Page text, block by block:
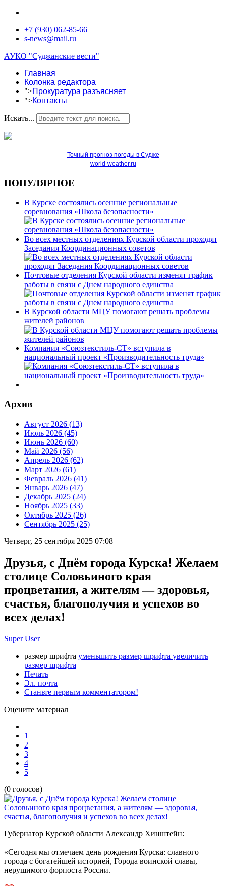
+7 (930) 062-85-66
s-news@mail.ru
АУКО "Суджанские вести"
Главная
Колонка редактора
">Прокуратура разъясняет
">Контакты
Искать...
Точный прогноз погоды в Судже
world-weather.ru
ПОПУЛЯРНОЕ
В Курске состоялись осенние региональные
соревнования «Школа безопасности»
Во всех местных отделениях Курской области проходят
Заседания Координационных советов
Почтовые отделения Курской области изменят график
работы в связи с Днем народного единства
В Курской области МЦУ помогают решать проблемы
жителей районов
Компания «Союзтекстиль-СТ» вступила в
национальный проект «Производительность труда»
Архив
Август 2026 (13)
Июль 2026 (45)
Июнь 2026 (60)
Май 2026 (56)
Апрель 2026 (62)
Март 2026 (61)
Февраль 2026 (41)
Январь 2026 (47)
Декабрь 2025 (24)
Ноябрь 2025 (33)
Октябрь 2025 (26)
Сентябрь 2025 (25)
Четверг, 25 сентября 2025 07:08
Друзья, с Днём города Курска! Желаем
столице Соловьиного края
процветания, а жителям — здоровья,
счастья, благополучия и успехов во
всех делах!
Super User
размер шрифта уменьшить размер шрифта увеличить
размер шрифта
Печать
Эл. почта
Станьте первым комментатором!
Оцените материал
1
2
3
4
5
(0 голосов)
Губернатор Курской области Александр Хинштейн:
«Сегодня мы отмечаем день рождения Курска: славного
города с богатейшей историей, Города воинской славы,
нерушимого форпоста России.